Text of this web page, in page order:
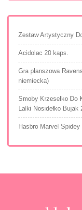
Zestaw Artystyczny
Acidolac 20 kaps.
Gra planszowa
niemiecka)
Smoby Krzesełko Do
Lalki Nosidełko Bujak
Hasbro Marvel